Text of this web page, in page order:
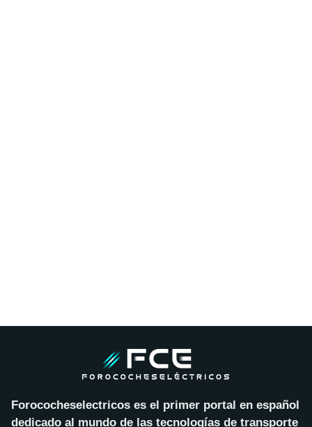
Forococheselectricos es el primer portal en español
dedicado al mundo de las tecnologías de transporte